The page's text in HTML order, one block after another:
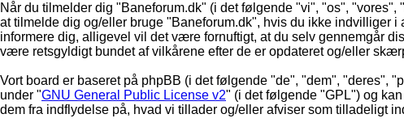
Når du tilmelder dig "Baneforum.dk" (i det følgende "vi", "os",
at tilmelde dig og/eller bruge "Baneforum.dk", hvis du ikke indvilliger
informere dig, alligevel vil det være fornuftigt, at du selv gennemgår
være retsgyldigt bundet af vilkårene efter de er opdateret og/eller
Vort board er baseret på phpBB (i det følgende "de", "dem", "deres",
under "GNU General Public License v2" (i det følgende "GPL") og
dem fra indflydelse på, hvad vi tillader og/eller afviser som tilladeligt